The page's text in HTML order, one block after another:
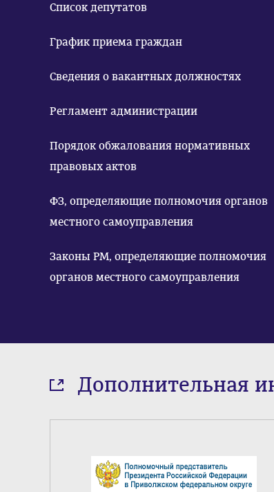
Список депутатов
График приема граждан
Сведения о вакантных должностях
Регламент администрации
Порядок обжалования нормативных
правовых актов
ФЗ, определяющие полномочия органов
местного самоуправления
Законы РМ, определяющие полномочия
органов местного самоуправления
Дополнительная